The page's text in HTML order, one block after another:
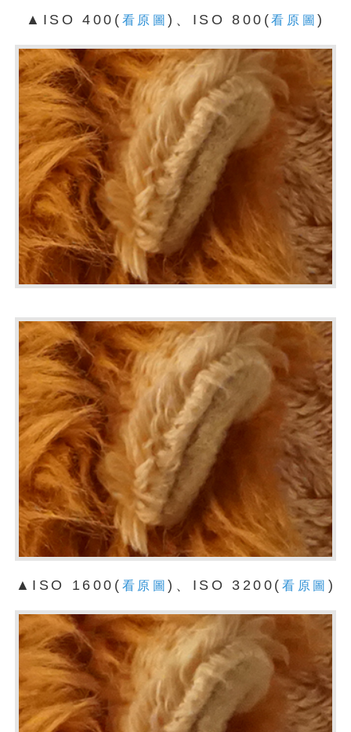
▲ISO 400( 看原圖 )、ISO 800(看原圖 )
▲ISO 1600( 看原圖 )、ISO 3200( 看原圖 )